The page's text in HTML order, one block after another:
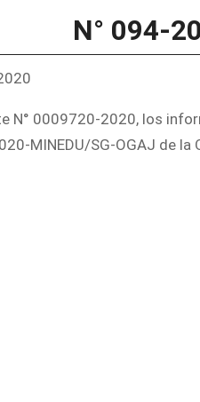
N° 094-
N° 0009720-2020, los
MINEDU/SG-OGAJ de la